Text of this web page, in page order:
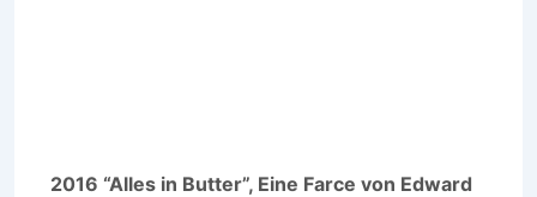
2016 “Alles in Butter”, Eine Farce von Edward